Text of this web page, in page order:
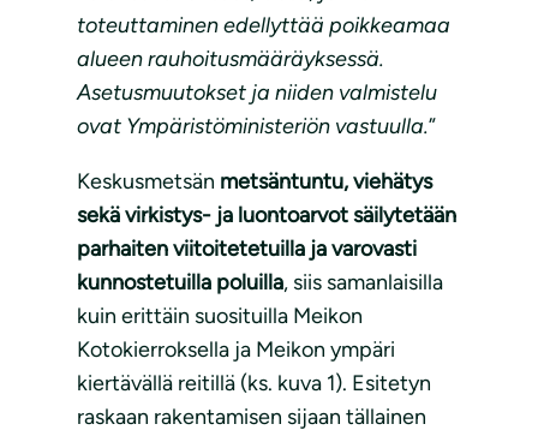
toteuttaminen edellyttää poikkeamaa
alueen rauhoitusmääräyksessä.
Asetusmuutokset ja niiden valmistelu
ovat Ympäristöministeriön vastuulla.”
Keskusmetsän metsäntuntu, viehätys
sekä virkistys- ja luontoarvot säilytetään
parhaiten viitoitetetuilla ja varovasti
kunnostetuilla poluilla, siis samanlaisilla
kuin erittäin suosituilla Meikon
Kotokierroksella ja Meikon ympäri
kiertävällä reitillä (ks. kuva 1). Esitetyn
raskaan rakentamisen sijaan tällainen